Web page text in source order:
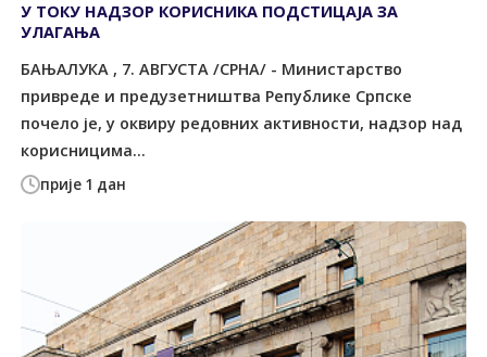
прије 1 дан
У ТОКУ НАДЗОР КОРИСНИКА ПОДСТИЦАЈА ЗА
УЛАГАЊА
БАЊАЛУКА , 7. АВГУСТА /СРНА/ - Министарство
привреде и предузетништва Републике Српске
почело је, у оквиру редовних активности, надзор над
корисницима...